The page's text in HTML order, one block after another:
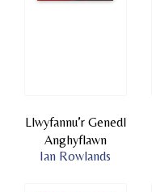
Llwyfannu’r Genedl
Anghyflawn
Ian Rowlands